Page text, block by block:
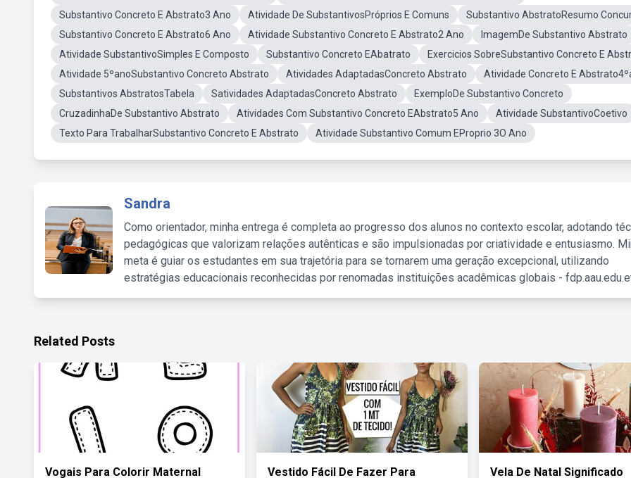
Substantivo Concreto E Abstrato3 Ano
Atividade De SubstantivosPróprios E Comuns
Substantivo AbstratoResumo
Substantivo Concreto E Abstrato6 Ano
Atividade Substantivo Concreto E Abstrato2 Ano
ImagemDe Substantivo Abstrato
Atividade SubstantivoSimples E Composto
Substantivo Concreto EAbatrato
Exercicios SobreSubstantivo Concreto E
Atividade 5ºanoSubstantivo Concreto Abstrato
Atividades AdaptadasConcreto Abstrato
Atividade Concreto E
Substantivos AbstratosTabela
Satividades AdaptadasConcreto Abstrato
ExemploDe Substantivo Concreto
CruzadinhaDe Substantivo Abstrato
Atividades Com Substantivo Concreto EAbstrato5 Ano
Atividade SubstantivoCoetivo
Texto Para TrabalharSubstantivo Concreto E Abstrato
Atividade Substantivo Comum EProprio 3O Ano
Sandra
Como orientador, minha entrega é completa ao progresso dos alunos no contexto escolar, adotando
pedagógicas que valorizam relações autênticas e são impulsionadas por criatividade e entusiasmo.
meta é guiar os estudantes em sua trajetória para se tornarem uma geração excepcional, utilizando
estratégias educacionais reconhecidas por renomadas instituições acadêmicas globais -
Related Posts
Vogais Para Colorir Maternal Vestido Fácil De Fazer Para Vela De Natal Significado